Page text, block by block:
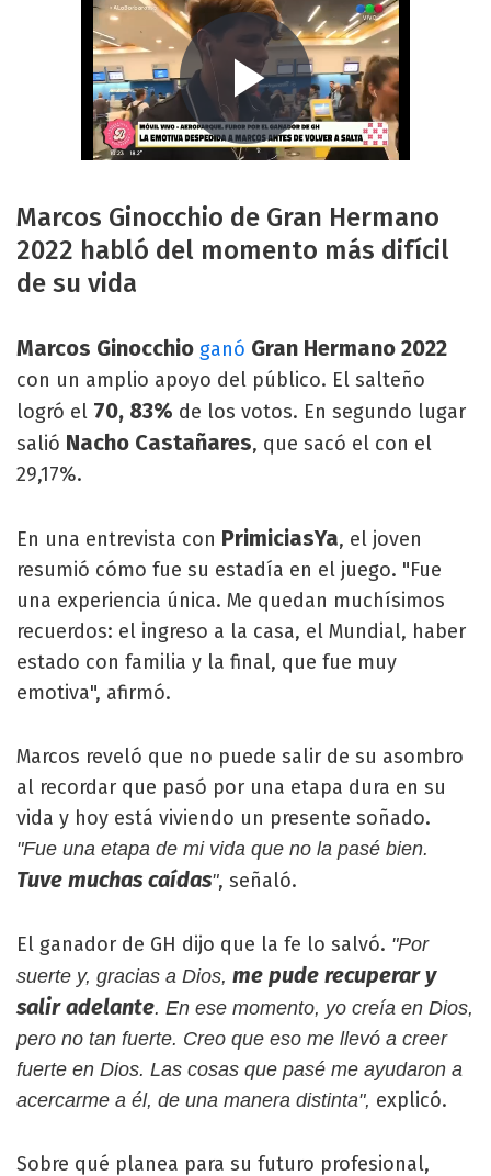
Marcos Ginocchio de Gran Hermano
2022 habló del momento más difícil
de su vida
Marcos Ginocchio ganó Gran Hermano 2022
con un amplio apoyo del público. El salteño
logró el 70, 83% de los votos. En segundo lugar
salió Nacho Castañares, que sacó el con el
29,17%.
En una entrevista con PrimiciasYa, el joven
resumió cómo fue su estadía en el juego. "Fue
una experiencia única. Me quedan muchísimos
recuerdos: el ingreso a la casa, el Mundial, haber
estado con familia y la final, que fue muy
emotiva", afirmó.
Marcos reveló que no puede salir de su asombro
al recordar que pasó por una etapa dura en su
vida y hoy está viviendo un presente soñado.
"Fue una etapa de mi vida que no la pasé bien.
Tuve muchas caídas", señaló.
El ganador de GH dijo que la fe lo salvó. "Por
suerte y, gracias a Dios, me pude recuperar y
salir adelante. En ese momento, yo creía en Dios,
pero no tan fuerte. Creo que eso me llevó a creer
fuerte en Dios. Las cosas que pasé me ayudaron a
acercarme a él, de una manera distinta", explicó.
Sobre qué planea para su futuro profesional,